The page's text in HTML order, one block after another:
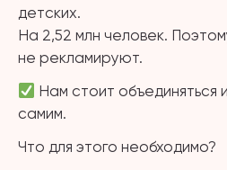
детских.
На 2,52 млн человек.
не рекламируют.
Нам стоит объединяться
самим.
Что для этого необходимо?